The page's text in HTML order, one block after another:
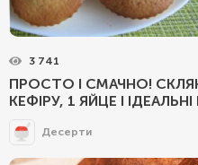
3 741
ПРОСТО І СМАЧНО!
КЕФІРУ, 1 ЯЙЦЕ І
Десерти